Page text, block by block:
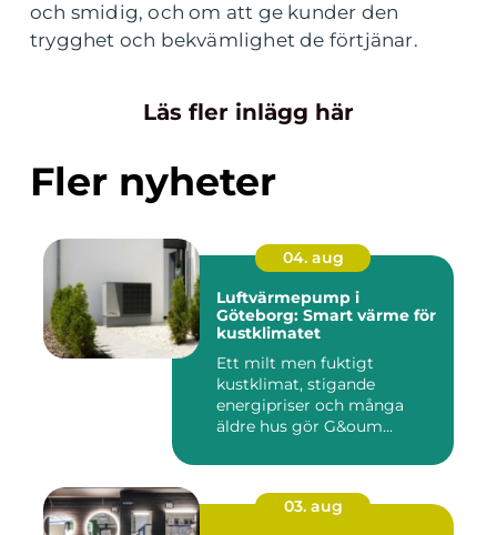
och smidig, och om att ge kunder den
trygghet och bekvämlighet de förtjänar.
Läs fler inlägg här
Fler nyheter
04. aug
Luftvärmepump i
Göteborg: Smart värme för
kustklimatet
Ett milt men fuktigt
kustklimat, stigande
energipriser och många
äldre hus gör G&oum...
03. aug